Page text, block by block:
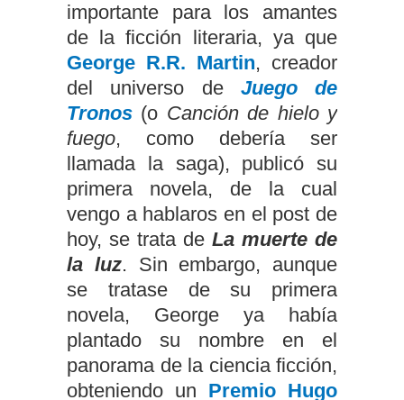
importante para los amantes
de la ficción literaria, ya que
George R.R. Martin, creador
del universo de Juego de
Tronos (o Canción de hielo y
fuego, como debería ser
llamada la saga), publicó su
primera novela, de la cual
vengo a hablaros en el post de
hoy, se trata de La muerte de
la luz. Sin embargo, aunque
se tratase de su primera
novela, George ya había
plantado su nombre en el
panorama de la ciencia ficción,
obteniendo un Premio Hugo